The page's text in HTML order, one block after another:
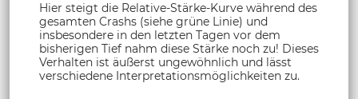
Hier steigt die Relative-Stärke-Kurve während des
gesamten Crashs (siehe grüne Linie) und
insbesondere in den letzten Tagen vor dem
bisherigen Tief nahm diese Stärke noch zu! Dieses
Verhalten ist äußerst ungewöhnlich und lässt
verschiedene Interpretationsmöglichkeiten zu.